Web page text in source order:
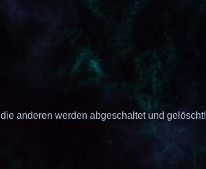
die anderen werden abgeschaltet und gelöscht!